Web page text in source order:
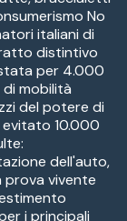
No
italiani di
distintivo
per 4.000
mobilità
del potere di
evitato 10.000
dell'auto,
prova vivente
i principali